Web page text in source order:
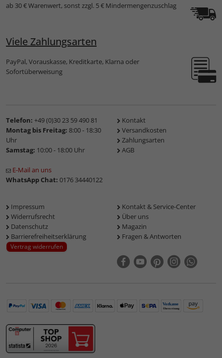
ab 30 € Warenwert, sonst zzgl. 5 € Mindermengenzuschlag
Viele Zahlungsarten
PayPal, Vorauskasse, Kreditkarte, Klarna oder
Sofortüberweisung
Telefon: +49 (0)30 23 59 490 81
Montag bis Freitag: 8:00 - 18:30
Uhr
Samstag: 10:00 - 18:00 Uhr
E-Mail an uns
WhatsApp Chat: 0176 34440122
Kontakt
Versandkosten
Zahlungsarten
AGB
Impressum
Widerrufsrecht
Datenschutz
Barrierefreiheitserklärung
Vertrag widerrufen
Kontakt & Service-Center
Über uns
Magazin
Fragen & Antworten